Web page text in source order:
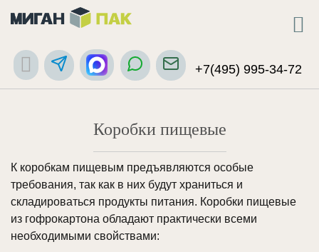
+7(495) 995-34-72
Коробки пищевые
К коробкам пищевым предъявляются особые
требования, так как в них будут храниться и
складироваться продукты питания. Коробки пищевые
из гофрокартона обладают практически всеми
необходимыми свойствами: